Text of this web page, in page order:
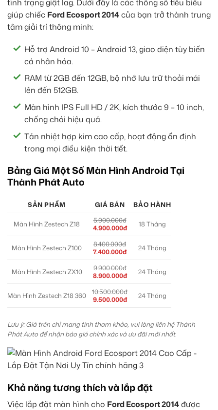
tình trạng giật lag. Dưới đây là các thông số tiêu biểu
giúp chiếc Ford Ecosport 2014của bạn trở thành trung
tâm giải trí thông minh:
Hỗ trợ Android 10 – Android 13, giao diện tùy biến
cá nhân hóa.
RAM từ 2GB đến 12GB, bộ nhớ lưu trữ thoải mái
lên đến 512GB.
Màn hình IPS Full HD / 2K, kích thước 9 – 10 inch,
chống chói hiệu quả.
Tản nhiệt hợp kim cao cấp, hoạt động ổn định
trong mọi điều kiện thời tiết.
Bảng Giá Một Số Màn Hình Android Tại
Thành Phát Auto
SẢN PHẨM GIÁ BÁN BẢO HÀNH
Màn Hình Zestech Z18
5.900.000đ
4.900.000đ
18 Tháng
Màn Hình Zestech Z100
8.400.000đ
7.400.000đ
24 Tháng
Màn Hình Zestech ZX10
9.900.000đ
8.900.000đ
24 Tháng
Màn Hình Zestech Z18 360
10.500.000đ
9.500.000đ
24 Tháng
Lưu ý: Giá trên chỉ mang tính tham khảo, vui lòng liên hệ Thành
Phát Auto để nhận báo giá chính xác và ưu đãi mới nhất.
Khả năng tương thích và lắp đặt
Việc lắp đặt màn hình cho Ford Ecosport 2014được